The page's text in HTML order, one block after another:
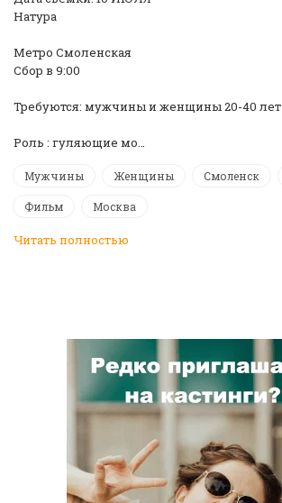
Натура
Метро Смоленская
Сбор в 9:00
Требуются: мужчины и женщины 20-40 лет
Роль : гуляющие мо…
Мужчины Женщины Смоленск
Фильм Москва
Читать полностью